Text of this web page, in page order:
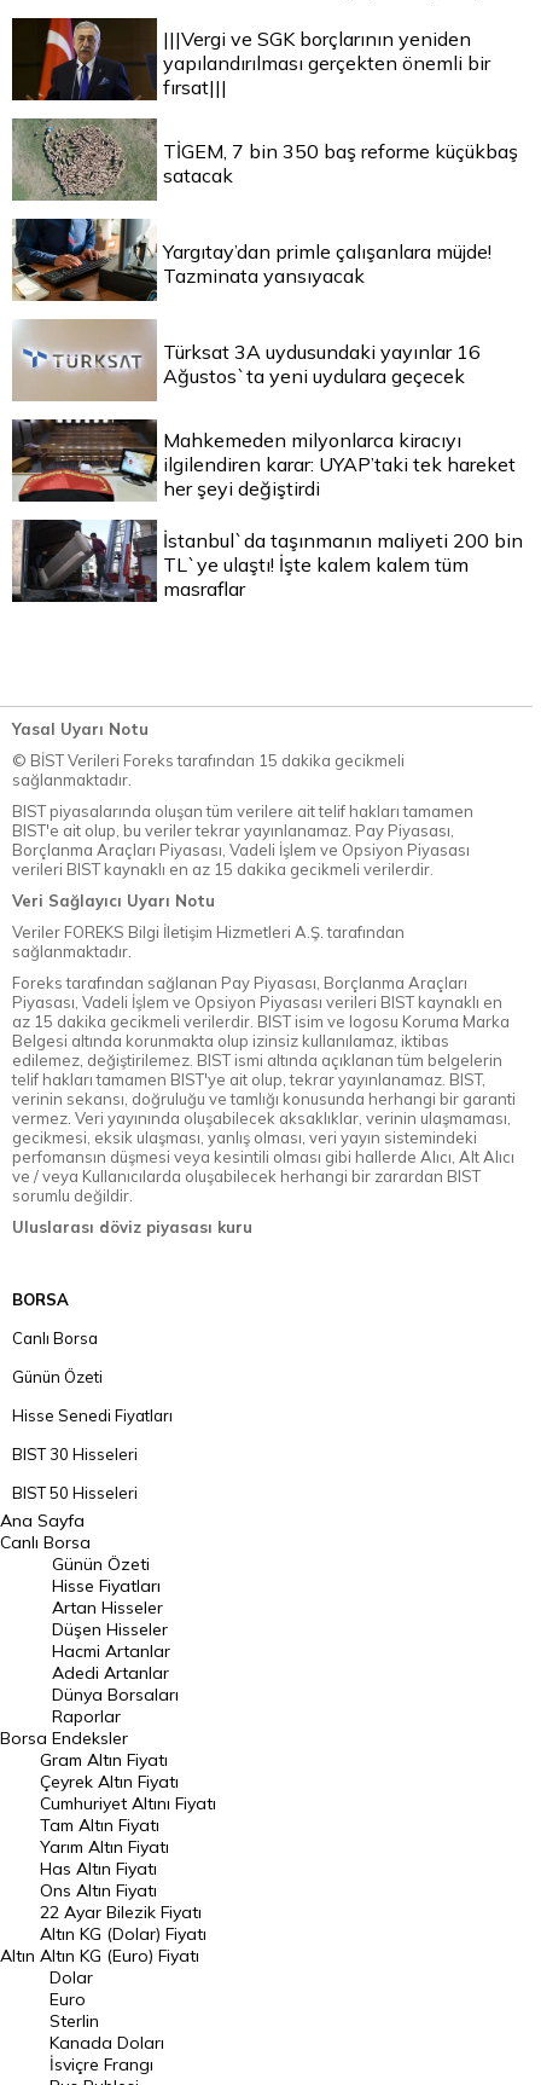
|||Vergi ve SGK borçlarının yeniden
yapılandırılması gerçekten önemli bir
fırsat|||
TİGEM, 7 bin 350 baş reforme küçükbaş
satacak
Yargıtay’dan primle çalışanlara müjde!
Tazminata yansıyacak
Türksat 3A uydusundaki yayınlar 16
Ağustos`ta yeni uydulara geçecek
Mahkemeden milyonlarca kiracıyı
ilgilendiren karar: UYAP’taki tek hareket
her şeyi değiştirdi
İstanbul`da taşınmanın maliyeti 200 bin
TL`ye ulaştı! İşte kalem kalem tüm
masraflar
Yasal Uyarı Notu
© BİST Verileri Foreks tarafından 15 dakika gecikmeli
sağlanmaktadır.
BIST piyasalarında oluşan tüm verilere ait telif hakları tamamen
BIST'e ait olup, bu veriler tekrar yayınlanamaz. Pay Piyasası,
Borçlanma Araçları Piyasası, Vadeli İşlem ve Opsiyon Piyasası
verileri BIST kaynaklı en az 15 dakika gecikmeli verilerdir.
Veri Sağlayıcı Uyarı Notu
Veriler FOREKS Bilgi İletişim Hizmetleri A.Ş. tarafından
sağlanmaktadır.
Foreks tarafından sağlanan Pay Piyasası, Borçlanma Araçları
Piyasası, Vadeli İşlem ve Opsiyon Piyasası verileri BIST kaynaklı en
az 15 dakika gecikmeli verilerdir. BIST isim ve logosu Koruma Marka
Belgesi altında korunmakta olup izinsiz kullanılamaz, iktibas
edilemez, değiştirilemez. BIST ismi altında açıklanan tüm belgelerin
telif hakları tamamen BIST'ye ait olup, tekrar yayınlanamaz. BIST,
verinin sekansı, doğruluğu ve tamlığı konusunda herhangi bir garanti
vermez. Veri yayınında oluşabilecek aksaklıklar, verinin ulaşmaması,
gecikmesi, eksik ulaşması, yanlış olması, veri yayın sistemindeki
perfomansın düşmesi veya kesintili olması gibi hallerde Alıcı, Alt Alıcı
ve / veya Kullanıcılarda oluşabilecek herhangi bir zarardan BIST
sorumlu değildir.
Uluslarası döviz piyasası kuru
BORSA
Canlı Borsa
Günün Özeti
Hisse Senedi Fiyatları
BIST 30 Hisseleri
BIST 50 Hisseleri
BIST 100 Hisseleri
En Çok Artan Hisseler
En Çok Düşen Hisseler
Hacmi Artanlar
Geçmiş Kapanışlar
Dünya Borsaları
Raporlar
Endeksler
DÖVİZ
Döviz Kuru
Dolar Kuru
Euro Kuru
Pound Kuru
Frank Kuru
Ana Sayfa
Canlı Borsa
Borsa
Günün Özeti
Hisse Fiyatları
Artan Hisseler
Düşen Hisseler
Hacmi Artanlar
Adedi Artanlar
Dünya Borsaları
Raporlar
Endeksler
Altın
Gram Altın Fiyatı
Çeyrek Altın Fiyatı
Cumhuriyet Altını Fiyatı
Tam Altın Fiyatı
Yarım Altın Fiyatı
Has Altın Fiyatı
Ons Altın Fiyatı
22 Ayar Bilezik Fiyatı
Altın KG (Dolar) Fiyatı
Altın KG (Euro) Fiyatı
Dolar
Euro
Sterlin
Kanada Doları
İsviçre Frangı